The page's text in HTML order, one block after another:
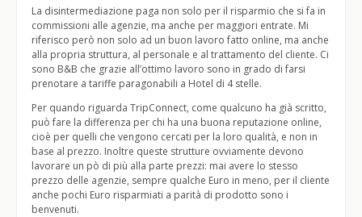
La disintermediazione paga non solo per il risparmio che si fa in
commissioni alle agenzie, ma anche per maggiori entrate. Mi
riferisco però non solo ad un buon lavoro fatto online, ma anche
alla propria struttura, al personale e al trattamento del cliente. Ci
sono B&B che grazie all’ottimo lavoro sono in grado di farsi
prenotare a tariffe paragonabili a Hotel di 4 stelle.
Per quando riguarda TripConnect, come qualcuno ha già scritto,
può fare la differenza per chi ha una buona reputazione online,
cioè per quelli che vengono cercati per la loro qualità, e non in
base al prezzo. Inoltre queste strutture ovviamente devono
lavorare un pò di più alla parte prezzi: mai avere lo stesso
prezzo delle agenzie, sempre qualche Euro in meno, per il cliente
anche pochi Euro risparmiati a parità di prodotto sono i
benvenuti.